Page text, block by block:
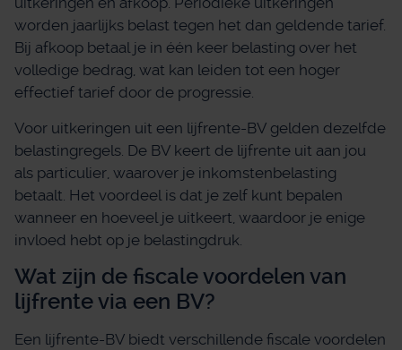
worden jaarlijks belast tegen het dan geldende tarief.
Bij afkoop betaal je in één keer belasting over het
volledige bedrag, wat kan leiden tot een hoger
effectief tarief door de progressie.
Voor uitkeringen uit een lijfrente-BV gelden dezelfde
belastingregels. De BV keert de lijfrente uit aan jou
als particulier, waarover je inkomstenbelasting
betaalt. Het voordeel is dat je zelf kunt bepalen
wanneer en hoeveel je uitkeert, waardoor je enige
invloed hebt op je belastingdruk.
Wat zijn de fiscale voordelen van
lijfrente via een BV?
Een lijfrente-BV biedt verschillende fiscale voordelen